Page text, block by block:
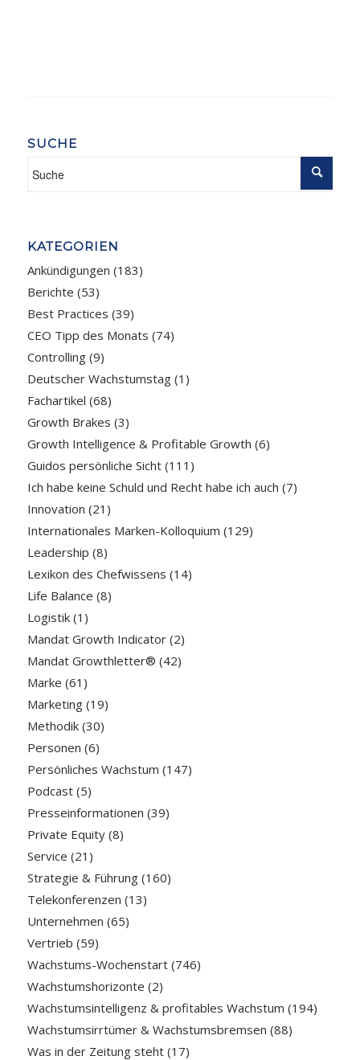
SUCHE
KATEGORIEN
Ankündigungen (183)
Berichte (53)
Best Practices (39)
CEO Tipp des Monats (74)
Controlling(9)
Deutscher Wachstumstag(1)
Fachartikel (68)
Growth Brakes (3)
Growth Intelligence & Profitable Growth (6)
Guidos persönliche Sicht(111)
Ich habe keine Schuld und Recht habe ich auch (7)
Innovation (21)
Internationales Marken-Kolloquium (129)
Leadership (8)
Lexikon des Chefwissens (14)
Life Balance (8)
Logistik(1)
Mandat Growth Indicator(2)
Mandat Growthletter® (42)
Marke (61)
Marketing(19)
Methodik(30)
Personen (6)
Persönliches Wachstum (147)
Podcast(5)
Presseinformationen (39)
Private Equity(8)
Service (21)
Strategie & Führung(160)
Telekonferenzen (13)
Unternehmen (65)
Vertrieb (59)
Wachstums-Wochenstart(746)
Wachstumshorizonte (2)
Wachstumsintelligenz & profitables Wachstum (194)
Wachstumsirrtümer & Wachstumsbremsen (88)
Was in der Zeitung steht(17)